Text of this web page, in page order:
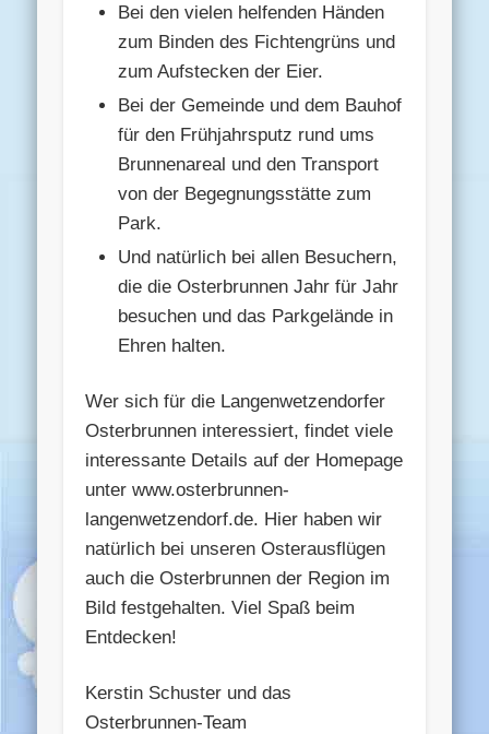
Bei den vielen helfenden Händen
zum Binden des Fichtengrüns und
zum Aufstecken der Eier.
Bei der Gemeinde und dem Bauhof
für den Frühjahrsputz rund ums
Brunnenareal und den Transport
von der Begegnungsstätte zum
Park.
Und natürlich bei allen Besuchern,
die die Osterbrunnen Jahr für Jahr
besuchen und das Parkgelände in
Ehren halten.
Wer sich für die Langenwetzendorfer
Osterbrunnen interessiert, findet viele
interessante Details auf der Homepage
unter www.osterbrunnen-
langenwetzendorf.de. Hier haben wir
natürlich bei unseren Osterausflügen
auch die Osterbrunnen der Region im
Bild festgehalten. Viel Spaß beim
Entdecken!
Kerstin Schuster und das
Osterbrunnen-Team